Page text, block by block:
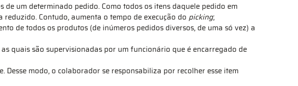
um determinado pedido. Como todos os itens daquele pedido em
Contudo, aumenta o tempo de execução do picking;
de todos os produtos (de inúmeros pedidos diversos, de uma só vez) a
quais são supervisionadas por um funcionário que é encarregado de
modo, o colaborador se responsabiliza por recolher esse item